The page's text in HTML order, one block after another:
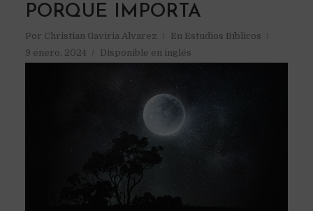
PORQUE IMPORTA
Por Christian Gaviria Alvarez En Estudios Bíblicos
9 enero, 2024
Disponible en inglés